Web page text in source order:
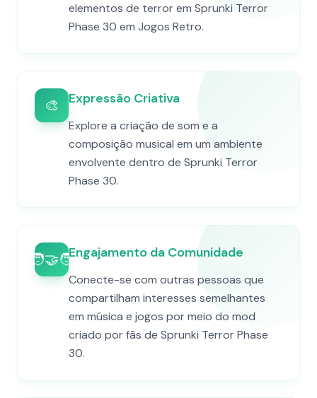
elementos de terror em Sprunki Terror
Phase 30 em Jogos Retro.
🎨 Expressão Criativa
Explore a criação de som e a
composição musical em um ambiente
envolvente dentro de Sprunki Terror
Phase 30.
🧑‍🤝‍🧑Engajamento da Comunidade
Conecte-se com outras pessoas que
compartilham interesses semelhantes
em música e jogos por meio do mod
criado por fãs de Sprunki Terror Phase
30.